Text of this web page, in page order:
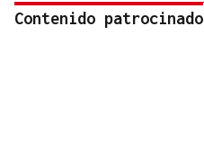
Contenido patrocinado